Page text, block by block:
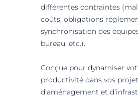
différentes contraintes
coûts, obligations
synchronisation des
bureau, etc.).
Conçue pour dynamiser
productivité dans vos
d’aménagement et